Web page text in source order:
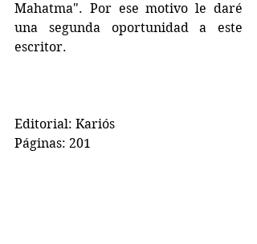
Mahatma". Por ese motivo le daré
una segunda oportunidad a este
escritor.
Editorial: Kariós
Páginas: 201